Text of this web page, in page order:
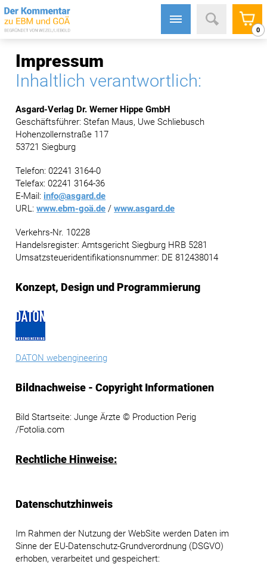
0
Impressum
Inhaltlich verantwortlich:
Asgard-Verlag Dr. Werner Hippe GmbH
Geschäftsführer: Stefan Maus, Uwe Schliebusch
Hohenzollernstraße 117
53721 Siegburg
Telefon: 02241 3164-0
Telefax: 02241 3164-36
E-Mail: info@asgard.de
URL:www.ebm-goä.de /www.asgard.de
Verkehrs-Nr. 10228
Handelsregister: Amtsgericht Siegburg HRB 5281
Umsatzsteueridentifikationsnummer: DE 812438014
Konzept, Design und Programmierung
DATON webengineering
Bildnachweise - Copyright Informationen
Bild Startseite: Junge Ärzte © Production Perig
/Fotolia.com
Rechtliche Hinweise:
Datenschutzhinweis
Im Rahmen der Nutzung der WebSite werden Daten im
Sinne der EU-Datenschutz-Grundverordnung (DSGVO)
erhoben, verarbeitet und gespeichert: